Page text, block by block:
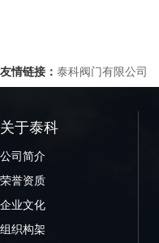
友情链接： 泰科阀门有限公司
关于泰科
公司简介
荣誉资质
企业文化
组织构架